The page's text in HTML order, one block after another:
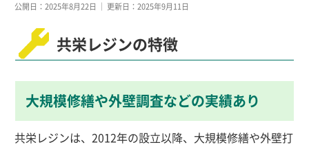
公開日：2025年8月22日 ｜ 更新日：2025年9月11日
共栄レジンの特徴
大規模修繕や外壁調査などの実績あり
共栄レジンは、2012年の設立以降、大規模修繕や外壁打